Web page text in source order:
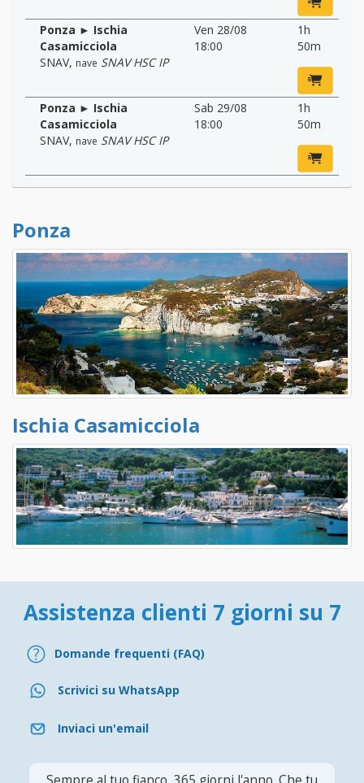
Ponza ► Ischia
Casamicciola
SNAV, nave SNAV HSC IP
Ven 28/08
18:00
1h
50m
Ponza ► Ischia
Casamicciola
SNAV, nave SNAV HSC IP
Sab 29/08
18:00
1h
50m
Ponza
Ischia Casamicciola
Assistenza clienti 7 giorni su 7
Domande frequenti (FAQ)
Scrivici su WhatsApp
Inviaci un'email